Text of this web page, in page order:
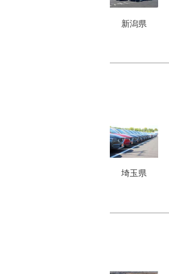
新潟県
埼玉県